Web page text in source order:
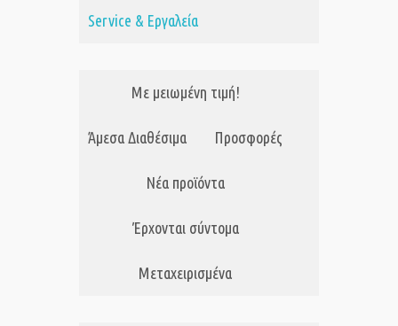
Service & Εργαλεία
Με μειωμένη τιμή!
Άμεσα Διαθέσιμα Προσφορές
Νέα προϊόντα
Έρχονται σύντομα
Μεταχειρισμένα